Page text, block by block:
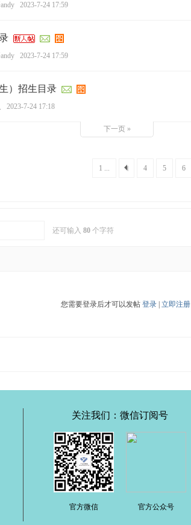
2023-7-24 17:59
2023-7-24 17:59
）招生目录
2023-7-24 17:18
下一页 »
1 ... 4 5 6
还可输入 80 个字符
您需要登录后才可以发帖 登录| 立即注册
关注我们：微信订阅号
官方微信 官方公众号